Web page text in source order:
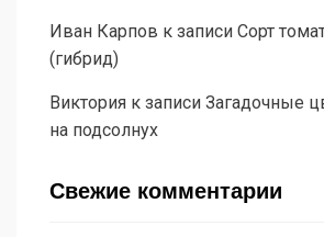
Иван Карпов к записи Сорт
(гибрид)
Виктория к записи Загадочные
на подсолнух
Свежие комментарии